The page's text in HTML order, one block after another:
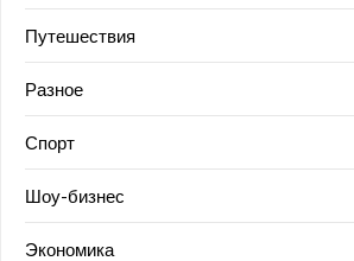
Путешествия
Разное
Спорт
Шоу-бизнес
Экономика